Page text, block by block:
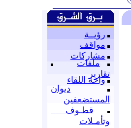
رؤيــة
مواقف
مشاركات
ملفات
تقارير
واحة اللقاء
ديوان
المستضعفين
قطـوف
وتأمـلات